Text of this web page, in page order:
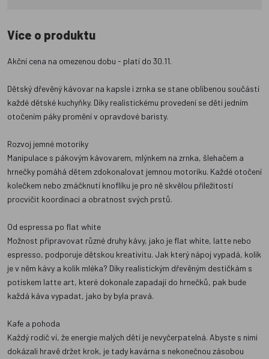
Více o produktu
Akční cena na omezenou dobu - platí do 30.11.
Dětský dřevěný kávovar na kapsle i zrnka se stane oblíbenou součástí
každé dětské kuchyňky. Díky realistickému provedení se děti jedním
otočením páky promění v opravdové baristy.
Rozvoj jemné motoriky
Manipulace s pákovým kávovarem, mlýnkem na zrnka, šlehačem a
hrnečky pomáhá dětem zdokonalovat jemnou motoriku. Každé otočení
kolečkem nebo zmáčknutí knoflíku je pro ně skvělou příležitostí
procvičit koordinaci a obratnost svých prstů.
Od espressa po flat white
Možnost připravovat různé druhy kávy, jako je flat white, latte nebo
espresso, podporuje dětskou kreativitu. Jak který nápoj vypadá, kolik
je v něm kávy a kolik mléka? Díky realistickým dřevěným destičkám s
potiskem latte art, které dokonale zapadají do hrnečků, pak bude
každá káva vypadat, jako by byla pravá.
Kafe a pohoda
Každý rodič ví, že energie malých dětí je nevyčerpatelná. Abyste s nimi
dokázali hravě držet krok, je tady kavárna s nekonečnou zásobou